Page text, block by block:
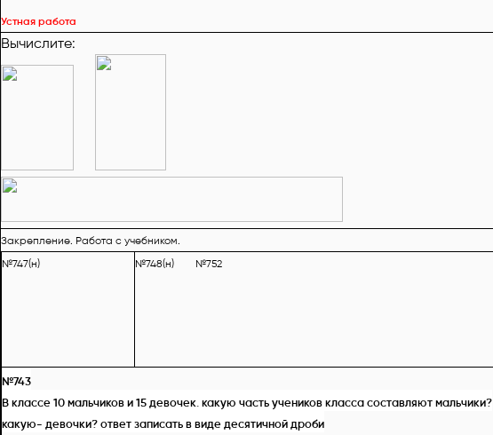
Устная работа
Вычислите:
Закрепление. Работа с учебником.
№747(н)
№748(н) №752
№743
В классе 10 мальчиков и 15 девочек. какую часть учеников класса составляют мальчики?
какую- девочки? ответ записать в виде десятичной дроби